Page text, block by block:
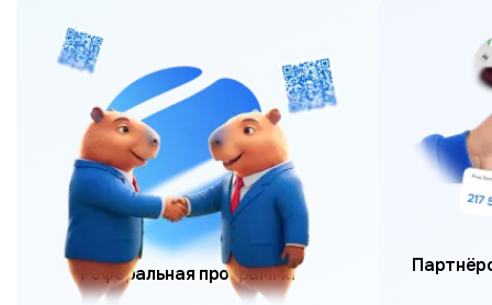
Реферальная программа